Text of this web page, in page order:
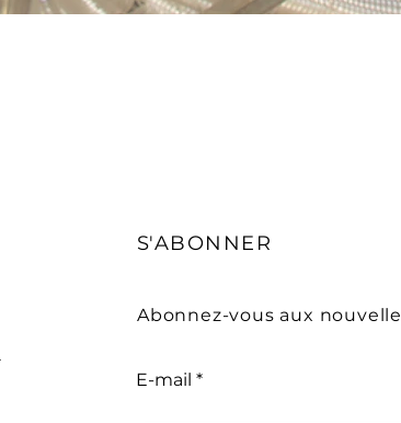
S'ABONNER
Abonnez-vous aux
E-mail